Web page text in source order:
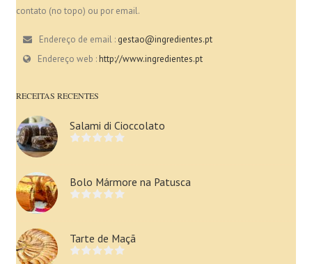
contato (no topo) ou por email.
Endereço de email : gestao@ingredientes.pt
Endereço web :http://www.ingredientes.pt
RECEITAS RECENTES
Salami di Cioccolato
Bolo Mármore na Patusca
Tarte de Maçã